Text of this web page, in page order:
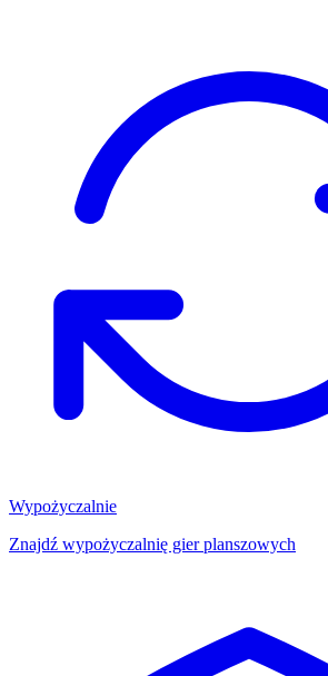
Wypożyczalnie
Znajdź wypożyczalnię gier planszowych